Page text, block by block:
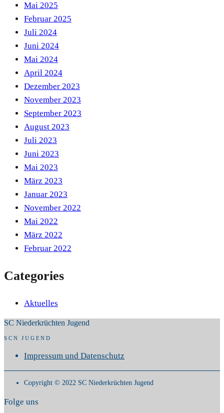
Mai 2025
Februar 2025
Juli 2024
Juni 2024
Mai 2024
April 2024
Dezember 2023
November 2023
September 2023
August 2023
Juli 2023
Juni 2023
Mai 2023
März 2023
Januar 2023
November 2022
Mai 2022
März 2022
Februar 2022
Categories
Aktuelles
SC Niederkrüchten Jugend
SCN JUGEND
Impressum und Datenschutz
Copyright © 2022 SC Niederkrüchten Jugend
Folge uns